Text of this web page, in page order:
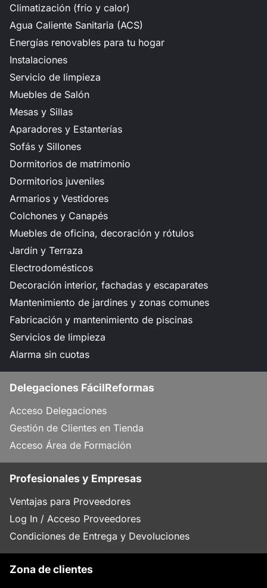
Climatización (frío y calor)
Agua Caliente Sanitaria (ACS)
Energías renovables para tu hogar
Instalaciones
Servicio de limpieza
Muebles de Salón
Mesas y Sillas
Aparadores y Estanterías
Sofás y Sillones
Dormitorios de matrimonio
Dormitorios juveniles
Armarios y Vestidores
Colchones y Canapés
Muebles de oficina, decoración y rótulos
Jardín y Terraza
Electrodomésticos
Decoración interior, fachadas y escaparates
Mantenimiento de jardines y zonas comunes
Fabricación y mantenimiento de piscinas
Servicios de limpieza
Alarma sin cuotas
Delegaciones FácilReformas
Acceso Delegaciones
Gestión de Clientes en Tienda
Acceso Área de Formación
Profesionales y Empresas
Ventajas para Proveedores
Log In / Acceso Proveedores
Condiciones de Entrega y Devoluciones
Zona de clientes